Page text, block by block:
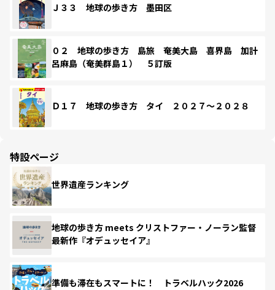
Ｊ３３ 地球の歩き方 墨田区
０２ 地球の歩き方 島旅 奄美大島 喜界島 加計
呂麻島（奄美群島１） ５訂版
Ｄ１７ 地球の歩き方 タイ ２０２７～２０２８
特設ページ
世界遺産ランキング
地球の歩き方 meets クリストファー・ノーラン監督
最新作『オデュッセイア』
準備も滞在もスマートに！ トラベルハック2026